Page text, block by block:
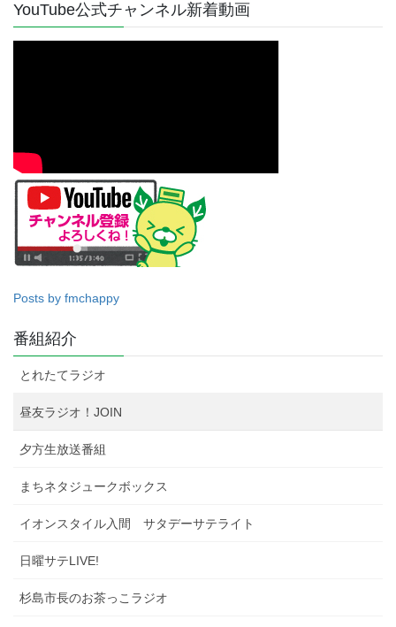
YouTube公式チャンネル新着動画
Posts by fmchappy
番組紹介
とれたてラジオ
昼友ラジオ！JOIN
夕方生放送番組
まちネタジュークボックス
イオンスタイル入間 サタデーサテライト
日曜サテLIVE!
杉島市長のお茶っこラジオ